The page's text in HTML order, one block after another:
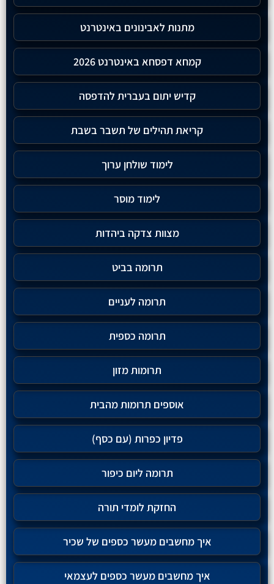
מתנות לאבינונים באינטרנט
קמחא דפסחא באינטרנט 2026
קדיש יתום בעברית להדפסה
קריאת תהילים של תשבר בשבת
לימוד שולחן ערוך
לימוד מוסר
מצוות צדקה ביהדות
תרומה בביט
תרומה לעניים
תרומה כספית
תרומות מזון
אוספים תרומות מהבית
פדיון כפרות (עם כסף)
תרומה ליום כיפור
החזקת לומדי תורה
איך מחשבים מעשר כספים של שכיר
איך מחשבים מעשר כספים לעצמאי